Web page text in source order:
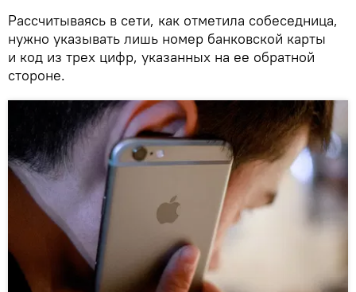
Рассчитываясь в сети, как отметила собеседница,
нужно указывать лишь номер банковской карты
и код из трех цифр, указанных на ее обратной
стороне.